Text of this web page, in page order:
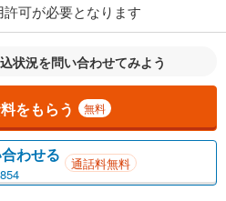
許可が必要となります
状況を問い合わせてみよう
をもらう 無料
わせる 通話料無料